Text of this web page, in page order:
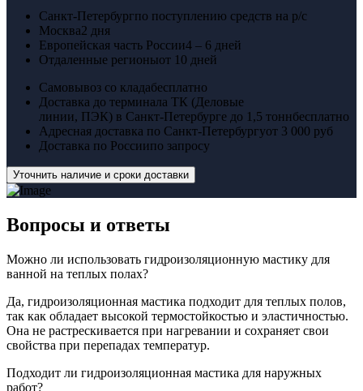
Санкт-Петербургпо поступлению средств на р/с
Москва2 дня
Европейская часть России4 – 6 дней
Отдаленные регионыот 10 дней
Самовывоз со кладабесплатно
Доставка до терминала ТК (Деловые
линии, ПЭК) в Санкт-Петербурге до 1,5 тоннбесплатно
Адресная доставка по Санкт-Петербургуот 3 000 руб
Доставка по Россиипо запросу
Уточнить наличие и сроки доставки
Вопросы и ответы
Можно ли использовать гидроизоляционную мастику для
ванной на теплых полах?
Да, гидроизоляционная мастика подходит для теплых полов,
так как обладает высокой термостойкостью и эластичностью.
Она не растрескивается при нагревании и сохраняет свои
свойства при перепадах температур.
Подходит ли гидроизоляционная мастика для наружных
работ?